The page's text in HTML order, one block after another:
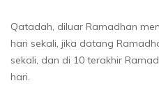
Qatadah, diluar Ramadhan
hari sekali, jika datang
sekali, dan di 10 terakhir
hari.